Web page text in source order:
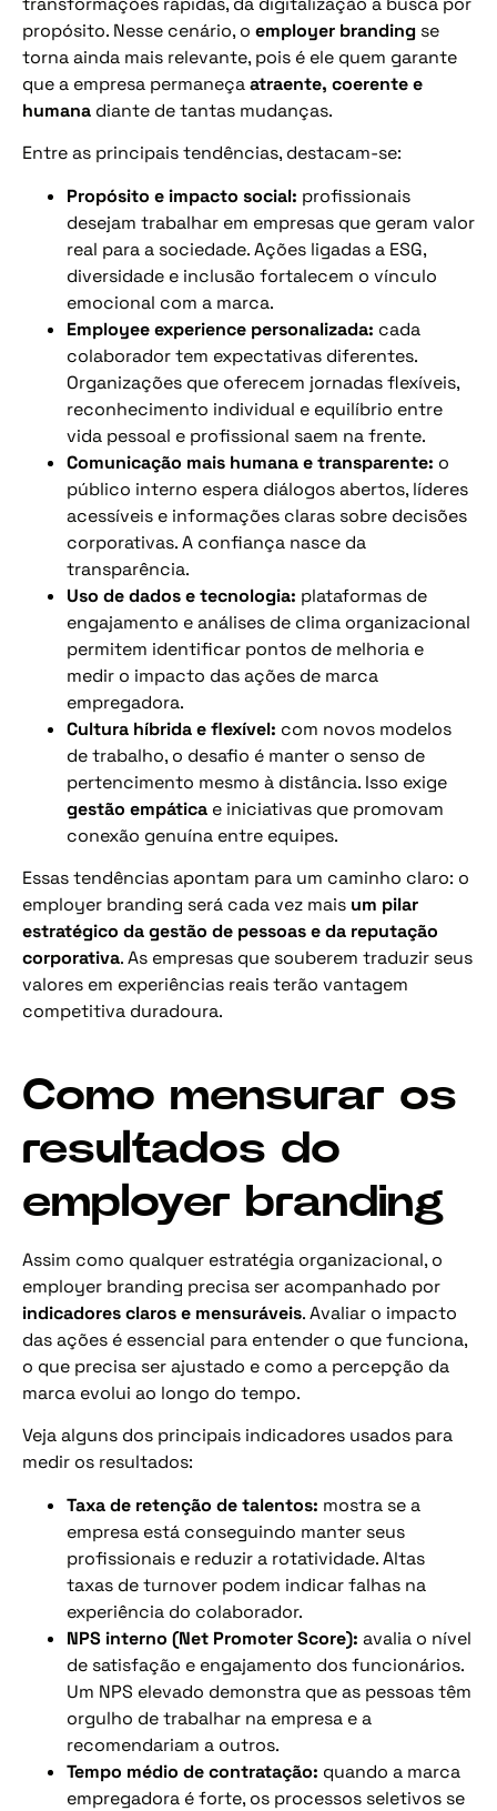
propósito. Nesse cenário, o employer branding se
torna ainda mais relevante, pois é ele quem garante
que a empresa permaneçaatraente, coerente e
humana diante de tantas mudanças.
Entre as principais tendências, destacam-se:
Propósito e impacto social: profissionais
desejam trabalhar em empresas que geram valor
real para a sociedade. Ações ligadas a ESG,
diversidade e inclusão fortalecem o vínculo
emocional com a marca.
Employee experience personalizada: cada
colaborador tem expectativas diferentes.
Organizações que oferecem jornadas flexíveis,
reconhecimento individual e equilíbrio entre
vida pessoal e profissional saem na frente.
Comunicação mais humana e transparente: o
público interno espera diálogos abertos, líderes
acessíveis e informações claras sobre decisões
corporativas. A confiança nasce da
transparência.
Uso de dados e tecnologia: plataformas de
engajamento e análises de clima organizacional
permitem identificar pontos de melhoria e
medir o impacto das ações de marca
empregadora.
Cultura híbrida e flexível: com novos modelos
de trabalho, o desafio é manter o senso de
pertencimento mesmo à distância. Isso exige
gestão empática e iniciativas que promovam
conexão genuína entre equipes.
Essas tendências apontam para um caminho claro: o
employer branding será cada vez mais um pilar
estratégico da gestão de pessoas e da reputação
corporativa. As empresas que souberem traduzir seus
valores em experiências reais terão vantagem
competitiva duradoura.
Como mensurar os
resultados do
employer branding
Assim como qualquer estratégia organizacional, o
employer branding precisa ser acompanhado por
indicadores claros e mensuráveis. Avaliar o impacto
das ações é essencial para entender o que funciona,
o que precisa ser ajustado e como a percepção da
marca evolui ao longo do tempo.
Veja alguns dos principais indicadores usados para
medir os resultados:
Taxa de retenção de talentos: mostra se a
empresa está conseguindo manter seus
profissionais e reduzir a rotatividade. Altas
taxas de turnover podem indicar falhas na
experiência do colaborador.
NPS interno (Net Promoter Score): avalia o nível
de satisfação e engajamento dos funcionários.
Um NPS elevado demonstra que as pessoas têm
orgulho de trabalhar na empresa e a
recomendariam a outros.
Tempo médio de contratação: quando a marca
empregadora é forte, os processos seletivos se